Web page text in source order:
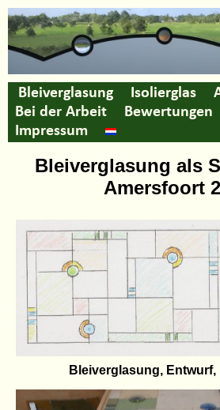
Bleiverglasung Isolierglas
Bei der Arbeit
Bewertungen
Impressum
Bleiverglasung als
Amersfoort
Bleiverglasung, Entwurf,